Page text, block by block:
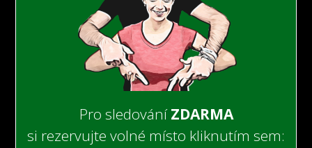
Pro sledováníZDARMA
si rezervujte volné místo kliknutím sem: